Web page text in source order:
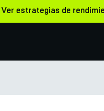
Ver estrategias de